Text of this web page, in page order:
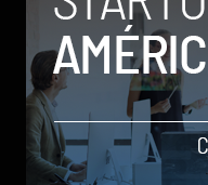
Nequi anuncia que
de financiamiento
by Sergio Ramos